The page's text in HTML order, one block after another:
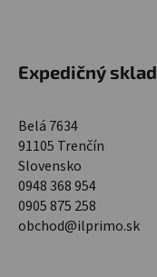
Expedičný sklad
Belá 7634
91105 Trenčín
Slovensko
0948 368 954
0905 875 258
obchod@ilprimo.sk